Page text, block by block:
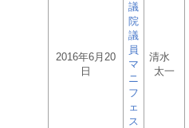
2016年6月20
日
議
院
議
員
マ
ニ
フ
ェ
ス
清水
太一